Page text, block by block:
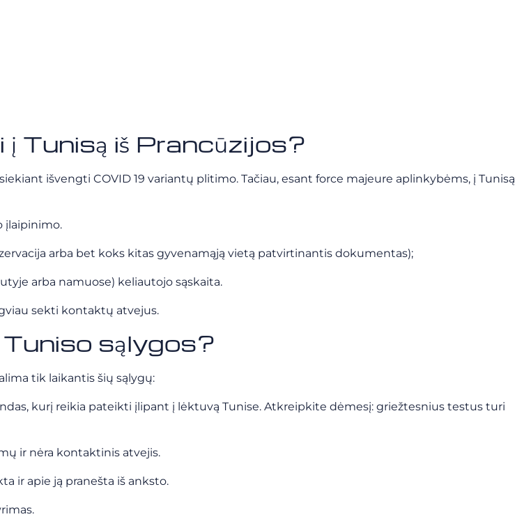
Tunisą iš Prancūzijos?
išvengti COVID 19 variantų plitimo. Tačiau, esant force majeure aplinkybėms, į Tunisą
įlaipinimo.
arba bet koks kitas gyvenamąją vietą patvirtinantis dokumentas);
arba namuose) keliautojo sąskaita.
sekti kontaktų atvejus.
Tuniso sąlygos?
tik laikantis šių sąlygų:
kurį reikia pateikti įlipant į lėktuvą Tunise. Atkreipkite dėmesį: griežtesnius testus turi
ir nėra kontaktinis atvejis.
ir apie ją pranešta iš anksto.